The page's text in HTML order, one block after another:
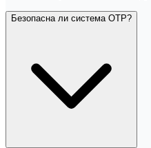
Безопасна ли система OTP?